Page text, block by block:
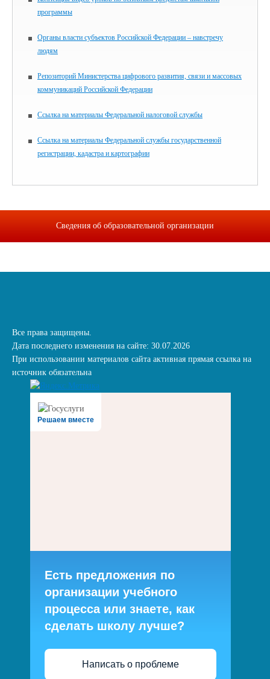
программы
Органы власти субъектов Российской Федерации – навстречу
людям
Репозиторий Министерства цифрового развития, связи и массовых
коммуникаций Российской Федерации
Ссылка на материалы Федеральной налоговой службы
Ссылка на материалы Федеральной службы государственной
регистрации, кадастра и картографии
Сведения об образовательной организации
Все права защищены.
Дата последнего изменения на сайте: 30.07.2026
При использовании материалов сайта активная прямая ссылка на
источник обязательна
Решаем вместе
Есть предложения по
организации учебного
процесса или знаете, как
сделать школу лучше?
Написать о проблеме